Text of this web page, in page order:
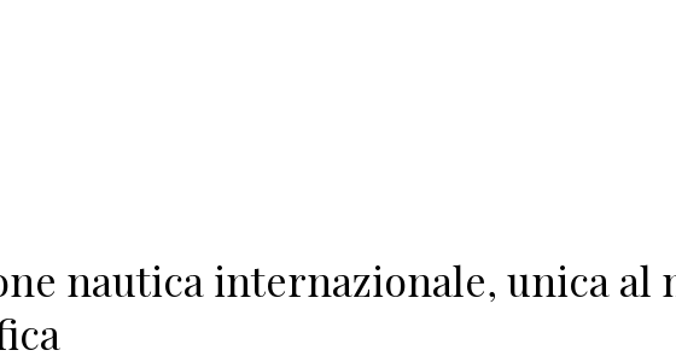
nautica internazionale, unica